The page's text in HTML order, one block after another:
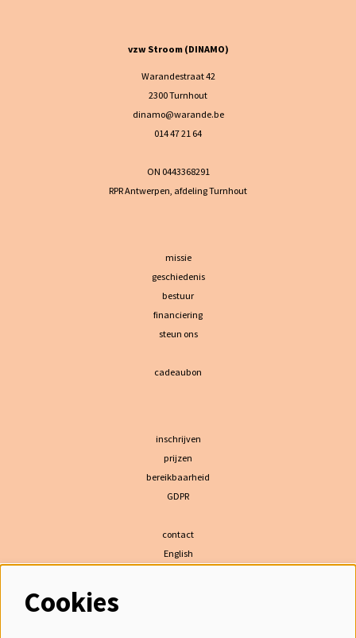
vzw Stroom (DINAMO)
Warandestraat 42
2300 Turnhout
dinamo@warande.be
014 47 21 64
ON 0443368291
RPR Antwerpen, afdeling Turnhout
missie
geschiedenis
bestuur
financiering
steun ons
cadeaubon
inschrijven
prijzen
bereikbaarheid
GDPR
contact
English
Cookies